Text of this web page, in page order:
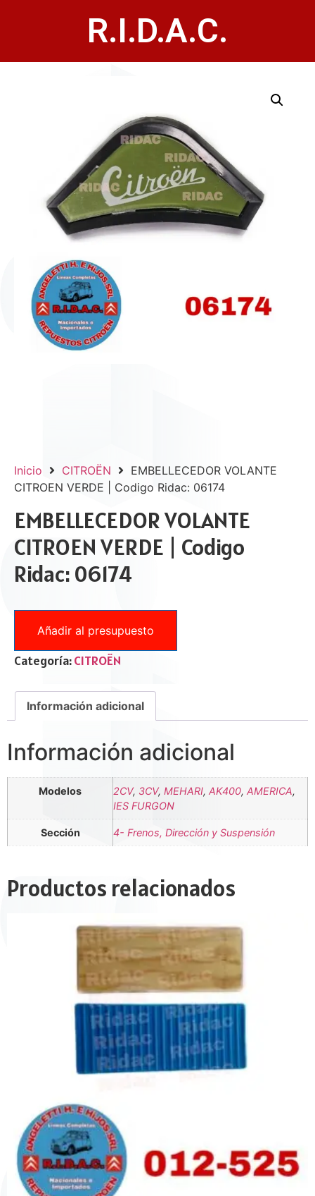
R.I.D.A.C.
Inicio CITROËN
EMBELLECEDOR VOLANTE
CITROEN VERDE | Codigo Ridac: 06174
EMBELLECEDOR VOLANTE
CITROEN VERDE | Codigo
Ridac: 06174
Añadir al presupuesto
Categoría:CITROËN
Información adicional
Información adicional
Modelos 2CV, 3CV, MEHARI, AK400, AMERICA,
IES FURGON
Sección 4- Frenos, Dirección y Suspensión
Productos relacionados